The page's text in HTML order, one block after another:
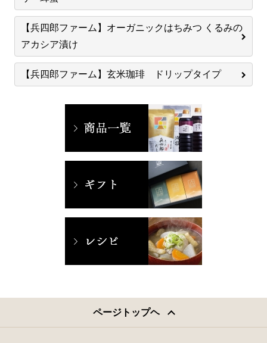
【兵四郎ファーム】オーガニックはちみつ くるみの
アカシア漬け
【兵四郎ファーム】玄米珈琲 ドリップタイプ
ページトップヘ